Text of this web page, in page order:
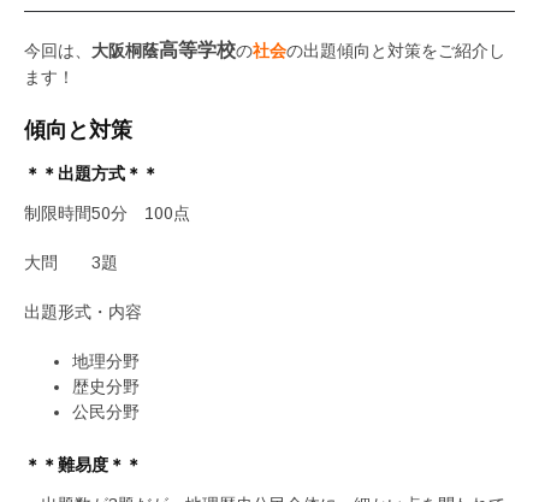
今回は、 大阪桐蔭高等学校の社会の出題傾向と対策をご紹介し
ます！
傾向と対策
＊＊出題方式＊＊
制限時間50分 100点
大問 3題
出題形式・内容
地理分野
歴史分野
公民分野
＊＊難易度＊＊